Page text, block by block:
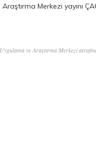
Merkezi yayını
ve Araştırma Merkezi